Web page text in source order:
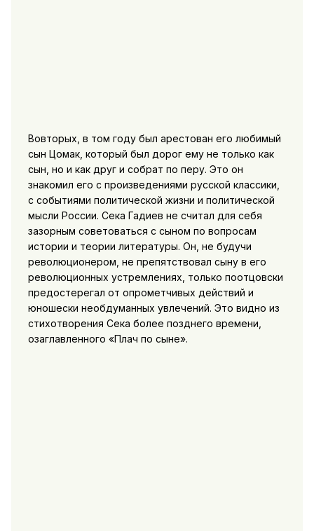
Вовторых, в том году был арестован его любимый
сын Цомак, который был дорог ему не только как
сын, но и как друг и собрат по перу. Это он
знакомил его с произведениями русской классики,
с событиями политической жизни и политической
мысли России. Сека Гадиев не считал для себя
зазорным советоваться с сыном по вопросам
истории и теории литературы. Он, не будучи
революционером, не препятствовал сыну в его
революционных устремлениях, только поотцовски
предостерегал от опрометчивых действий и
юношески необдуманных увлечений. Это видно из
стихотворения Сека более позднего времени,
озаглавленного «Плач по сыне».